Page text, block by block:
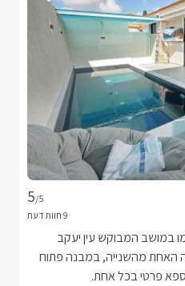
5/5
במושב המבוקש עין יעקב
האחת מהשנייה, במבנה פתוח
ספא פרטי בכל אחת.